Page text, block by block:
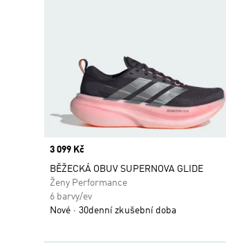
Price
3 099 Kč
BĚŽECKÁ OBUV SUPERNOVA GLIDE
Ženy Performance
6 barvy/ev
Nové
30denní zkušební doba